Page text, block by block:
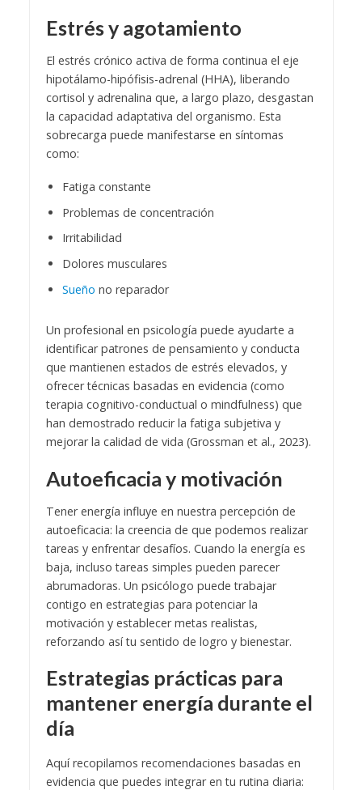
Estrés y agotamiento
El estrés crónico activa de forma continua el eje
hipotálamo-hipófisis-adrenal (HHA), liberando
cortisol y adrenalina que, a largo plazo, desgastan
la capacidad adaptativa del organismo. Esta
sobrecarga puede manifestarse en síntomas
como:
Fatiga constante
Problemas de concentración
Irritabilidad
Dolores musculares
Sueño no reparador
Un profesional en psicología puede ayudarte a
identificar patrones de pensamiento y conducta
que mantienen estados de estrés elevados, y
ofrecer técnicas basadas en evidencia (como
terapia cognitivo-conductual o mindfulness) que
han demostrado reducir la fatiga subjetiva y
mejorar la calidad de vida (Grossman et al., 2023).
Autoeficacia y motivación
Tener energía influye en nuestra percepción de
autoeficacia: la creencia de que podemos realizar
tareas y enfrentar desafíos. Cuando la energía es
baja, incluso tareas simples pueden parecer
abrumadoras. Un psicólogo puede trabajar
contigo en estrategias para potenciar la
motivación y establecer metas realistas,
reforzando así tu sentido de logro y bienestar.
Estrategias prácticas para
mantener energía durante el
día
Aquí recopilamos recomendaciones basadas en
evidencia que puedes integrar en tu rutina diaria: